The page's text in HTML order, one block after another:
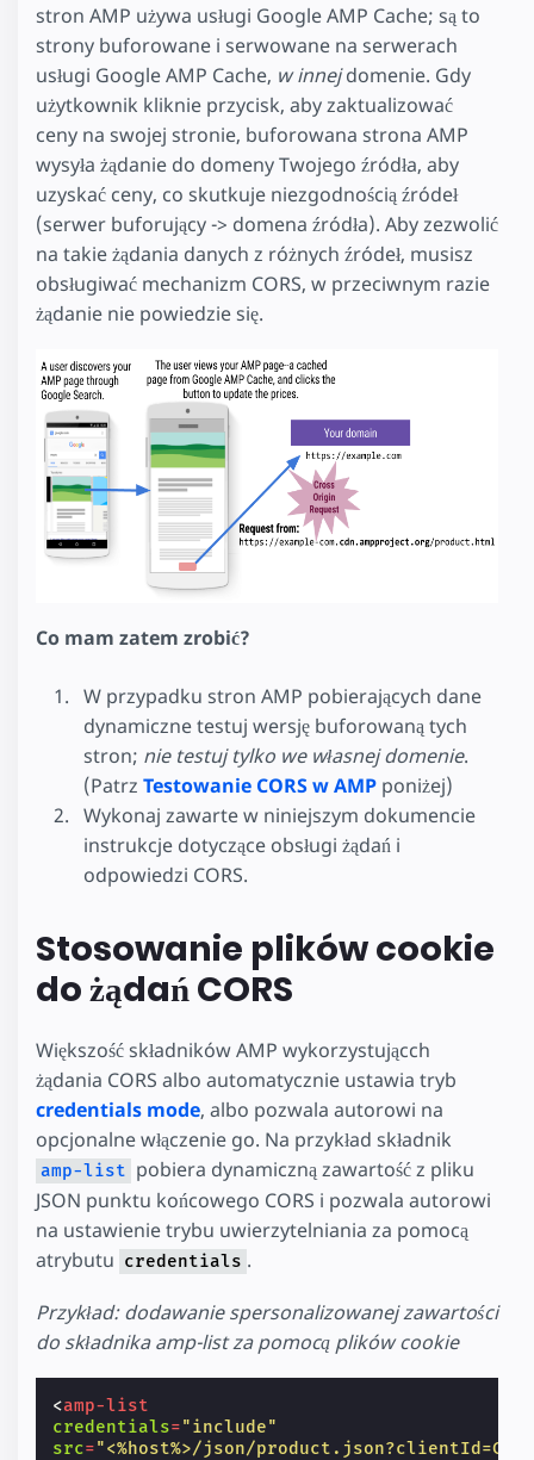
stron AMP używa usługi Google AMP Cache; są to
strony buforowane i serwowane na serwerach
usługi Google AMP Cache, w innejdomenie. Gdy
użytkownik kliknie przycisk, aby zaktualizować
ceny na swojej stronie, buforowana strona AMP
wysyła żądanie do domeny Twojego źródła, aby
uzyskać ceny, co skutkuje niezgodnością źródeł
(serwer buforujący -> domena źródła). Aby zezwolić
na takie żądania danych z różnych źródeł, musisz
obsługiwać mechanizm CORS, w przeciwnym razie
żądanie nie powiedzie się.
Co mam zatem zrobić?
W przypadku stron AMP pobierających dane
dynamiczne testuj wersję buforowaną tych
stron; nie testuj tylko we własnej domenie.
(Patrz Testowanie CORS w AMP poniżej)
Wykonaj zawarte w niniejszym dokumencie
instrukcje dotyczące obsługi żądań i
odpowiedzi CORS.
Stosowanie plików cookie
do żądań CORS
Większość składników AMP wykorzystującch
żądania CORS albo automatycznie ustawia tryb
credentials mode, albo pozwala autorowi na
opcjonalne włączenie go. Na przykład składnik
amp-list pobiera dynamiczną zawartość z pliku
JSON punktu końcowego CORS i pozwala autorowi
na ustawienie trybu uwierzytelniania za pomocą
atrybutu credentials .
Przykład: dodawanie spersonalizowanej zawartości
do składnika amp-list za pomocą plików cookie
<amp-list
credentials="include"
src="<%host%>/json/